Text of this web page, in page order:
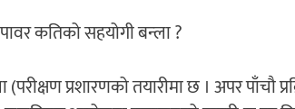
कतिको सहयोगी बन्ला ?
प्रशारणको तयारीमा छ । अपर पाँचौ